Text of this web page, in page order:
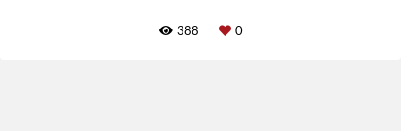
388 0